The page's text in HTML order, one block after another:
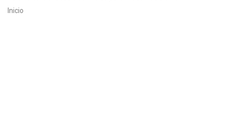
Inicio